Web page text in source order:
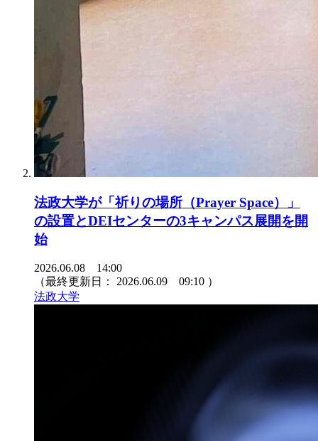
法政大学が「祈りの場所（Prayer Space）」
の設置とDEIセンターの3キャンパス展開を開
始
2026.06.08 14:00
（最終更新日： 2026.06.09 09:10 ）
法政大学